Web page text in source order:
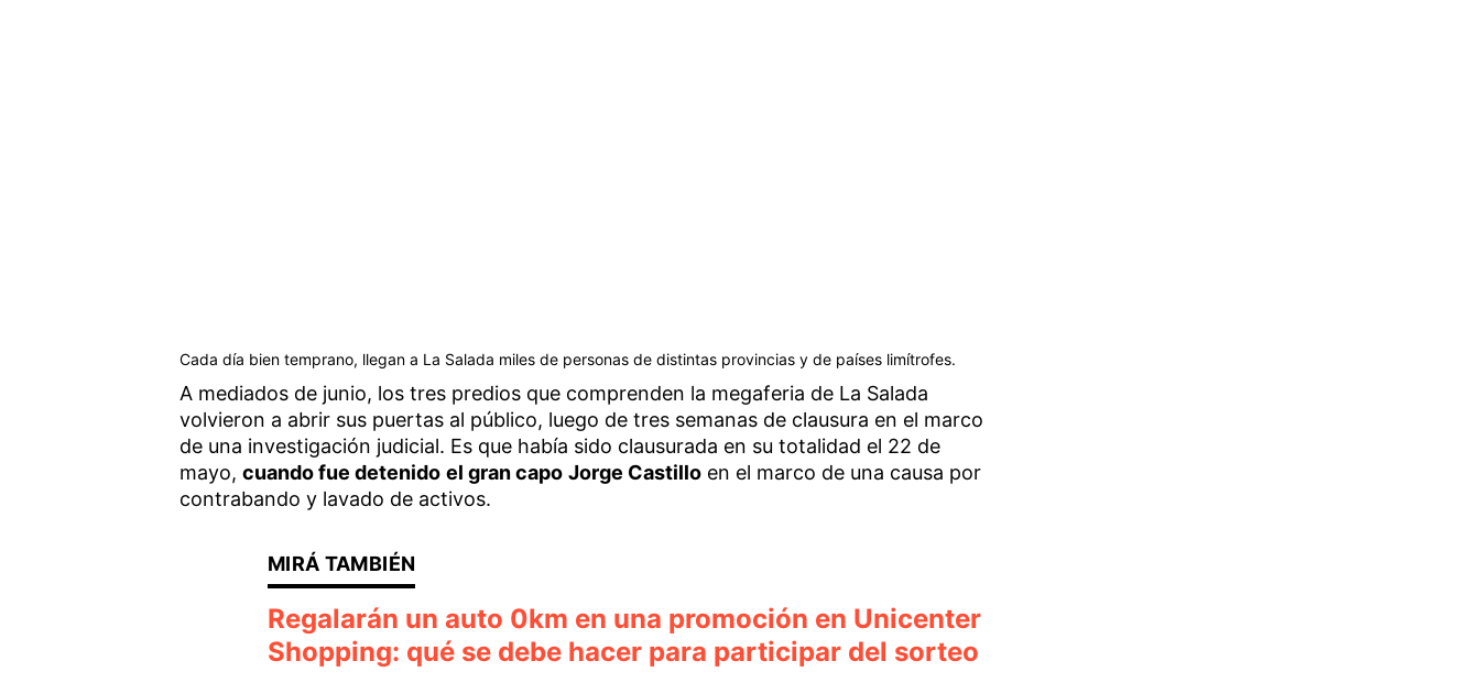
Cada día bien temprano, llegan a La Salada miles de personas de distintas provincias y de países limítrofes.
A mediados de junio, los tres predios que comprenden la megaferia de La Salada
volvieron a abrir sus puertas al público, luego de tres semanas de clausura en el marco
de una investigación judicial. Es que había sido clausurada en su totalidad el 22 de
mayo, cuando fue detenido el gran capo Jorge Castilloen el marco de una causa por
contrabando y lavado de activos.
Regalarán un auto 0km en una promoción en Unicenter
Shopping: qué se debe hacer para participar del sorteo